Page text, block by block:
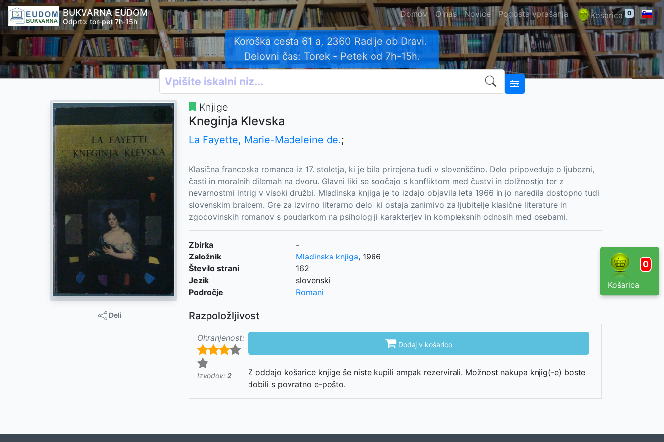
BUKVARNA EUDOM
Odprto: tor-pet 7h-15h
Domov O nas Novice Pogosta vprašanja Košarica 0
Koroška cesta 61 a, 2360 Radlje ob Dravi.
Delovni čas: Torek - Petek od 7h-15h.
0
Košarica
Deli
Knjige
Kneginja Klevska
La Fayette, Marie-Madeleine de.;
Klasična francoska romanca iz 17. stoletja, ki je bila prirejena tudi v slovenščino. Delo pripoveduje o ljubezni,
časti in moralnih dilemah na dvoru. Glavni liki se soočajo s konfliktom med čustvi in dolžnostjo ter z
nevarnostmi intrig v visoki družbi. Mladinska knjiga je to izdajo objavila leta 1966 in jo naredila dostopno tudi
slovenskim bralcem. Gre za izvirno literarno delo, ki ostaja zanimivo za ljubitelje klasične literature in
zgodovinskih romanov s poudarkom na psihologiji karakterjev in kompleksnih odnosih med osebami.
Zbirka
-
Založnik
Mladinska knjiga, 1966
Število strani
162
Jezik
slovenski
Področje
Romani
Razpoložljivost
Ohranjenost:
Izvodov: 2
 Dodaj v košarico
Z oddajo košarice knjige še niste kupili ampak rezervirali. Možnost nakupa knjig(-e) boste
dobili s povratno e-pošto.